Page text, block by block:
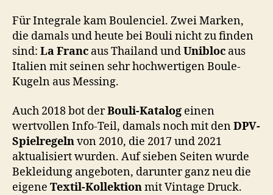
Für Integrale kam Boulenciel. Zwei Marken,
die damals und heute bei Bouli nicht zu finden
sind: La Franc aus Thailand undUnibloc aus
Italien mit seinen sehr hochwertigen Boule-
Kugeln aus Messing.
Auch 2018 bot derBouli-Katalog einen
wertvollen Info-Teil, damals noch mit denDPV-
Spielregelnvon 2010, die 2017 und 2021
aktualisiert wurden. Auf sieben Seiten wurde
Bekleidung angeboten, darunter ganz neu die
eigene Textil-Kollektionmit Vintage Druck.